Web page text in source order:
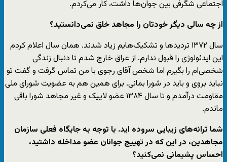
اجتماعی شگرفی بین جوان‌ها داشت، کار می‌کردم.
از چه سالی دیگر خودتان را مجاهد خلق نمی‌دانستید؟
سال ۱۳۷۲ تردید‌ها و تشکیک‌هایم زیاد شدند.‌‌ همان سال اعلام کردم
این ایدئولوژی را قبول ندارم. از عراق خارج شدم تا دنبال زندگی
شخصی‌ام را بگیرم اما شخص آقای رجوی با من تماس گرفت و گفت تو
نباید بروی و باید در شورا بمانی. برای همین هم به عضویت شورای ملی
مقاومت درآمدم و تا سال ۱۳۸۴ عضو لاییک و غیر مجاهد شورا باقی
ماندم.
شما ترانه‌های زیبایی سروده اید. با توجه به جایگاه فعلی سازمان
مجاهدین، در این که در تهییج جوانان عضو مداخله داشتید،
احساس پشیمانی نمی‌کنید؟